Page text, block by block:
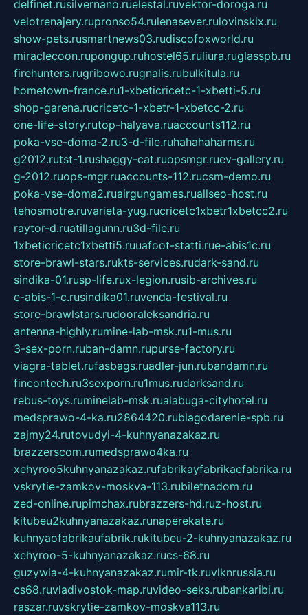
delfinet.rusilvernano.ruelestal.ruvektor-doroga.ru
velotrenajery.rupronso54.rulenasever.rulovinskix.ru
show-pets.rusmartnews03.rudiscofoxworld.ru
miraclecoon.rupongup.ruhostel65.ruliura.ruglasspb.ru
firehunters.rugribowo.rugnalis.rubulkitula.ru
hometown-france.ru1-xbeticricetc-1-xbetti-5.ru
shop-garena.rucricetc-1-xbetr-1-xbetcc-2.ru
one-life-story.rutop-halyava.ruaccounts112.ru
poka-vse-doma-2.ru3-d-file.ruhahahaharms.ru
g2012.rutst-1.rushaggy-cat.ruopsmgr.ruev-gallery.ru
g-2012.ruops-mgr.ruaccounts-112.rucsm-demo.ru
poka-vse-doma2.ruairgungames.ruallseo-host.ru
tehosmotre.ruvarieta-yug.rucricetc1xbetr1xbetcc2.ru
raytor-d.ruatillagunn.ru3d-file.ru
1xbeticricetc1xbetti5.ruuafoot-statti.rue-abis1c.ru
store-brawl-stars.rukts-services.rudark-sand.ru
sindika-01.rusp-life.rux-legion.rusib-archives.ru
e-abis-1-c.rusindika01.ruvenda-festival.ru
store-brawlstars.rudooraleksandria.ru
antenna-highly.rumine-lab-msk.ru1-mus.ru
3-sex-porn.ruban-damn.rupurse-factory.ru
viagra-tablet.rufasbags.ruadler-jun.rubandamn.ru
fincontech.ru3sexporn.ru1mus.rudarksand.ru
rebus-toys.ruminelab-msk.rualabuga-cityhotel.ru
medsprawo-4-ka.ru2864420.rublagodarenie-spb.ru
zajmy24.rutovudyi-4-kuhnyanazakaz.ru
brazzerscom.rumedsprawo4ka.ru
xehyroo5kuhnyanazakaz.rufabrikayfabrikaefabrika.ru
vskrytie-zamkov-moskva-113.rubiletnadom.ru
zed-online.rupimchax.rubrazzers-hd.ruz-host.ru
kitubeu2kuhnyanazakaz.runaperekate.ru
kuhnyaofabrikaufabrik.rukitubeu-2-kuhnyanazakaz.ru
xehyroo-5-kuhnyanazakaz.rucs-68.ru
guzywia-4-kuhnyanazakaz.rumir-tk.ruvlknrussia.ru
cs68.ruvladivostok-map.ruvideo-seks.rubankaribi.ru
raszar.ruvskrytie-zamkov-moskva113.ru